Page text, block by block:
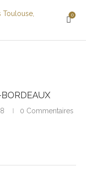
0
0 Commentaires